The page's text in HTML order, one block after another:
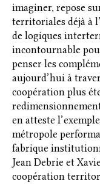
imaginer, repose
territoriales déjà à
de logiques
incontournable
penser les
aujourd’hui à
coopération plus
en atteste
métropole
fabrique
Jean Debrie et
coopération